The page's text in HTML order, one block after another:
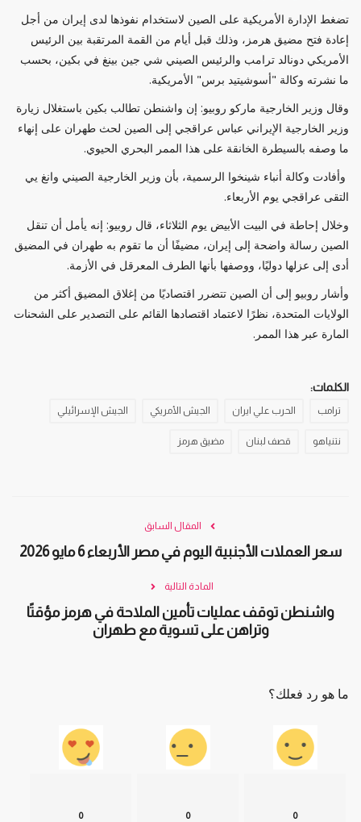
تضغط الإدارة الأمريكية على الصين لاستخدام نفوذها لدى إيران من أجل
إعادة فتح مضيق هرمز، وذلك قبل أيام من القمة المرتقبة بين الرئيس
الأمريكي دونالد ترامب والرئيس الصيني شي جين بينغ في بكين، بحسب
ما نشرته وكالة "أسوشيتيد برس" الأمريكية.
وقال وزير الخارجية ماركو روبيو: إن واشنطن تطالب بكين باستغلال زيارة
وزير الخارجية الإيراني عباس عراقجي إلى الصين لحث طهران على إنهاء
ما وصفه بالسيطرة الخانقة على هذا الممر البحري الحيوي.
وأفادت وكالة أنباء شينخوا الرسمية، بأن وزير الخارجية الصيني وانغ يي
التقى عراقجي يوم الأربعاء.
وخلال إحاطة في البيت الأبيض يوم الثلاثاء، قال روبيو: إنه يأمل أن تنقل
الصين رسالة واضحة إلى إيران، مضيفًا أن ما تقوم به طهران في المضيق
أدى إلى عزلها دوليًا، ووصفها بأنها الطرف المعرقل في الأزمة.
وأشار روبيو إلى أن الصين تتضرر اقتصاديًا من إغلاق المضيق أكثر من
الولايات المتحدة، نظرًا لاعتماد اقتصادها القائم على التصدير على الشحنات
المارة عبر هذا الممر.
الكلمات:
ترامب الحرب علي ايران الجيش الأمريكي الجيش الإسرائيلي
نتنياهو قصف لبنان مضيق هرمز
المقال السابق
سعر العملات الأجنبية اليوم في مصر الأربعاء 6 مايو 2026
المادة التالية
واشنطن توقف عمليات تأمين الملاحة في هرمز مؤقتًا
وتراهن على تسوية مع طهران
ما هو رد فعلك؟
0
0
0